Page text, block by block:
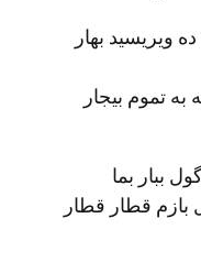
ویریسید بهار
به تموم بیجار
ببار بما
بازم قطار قطار